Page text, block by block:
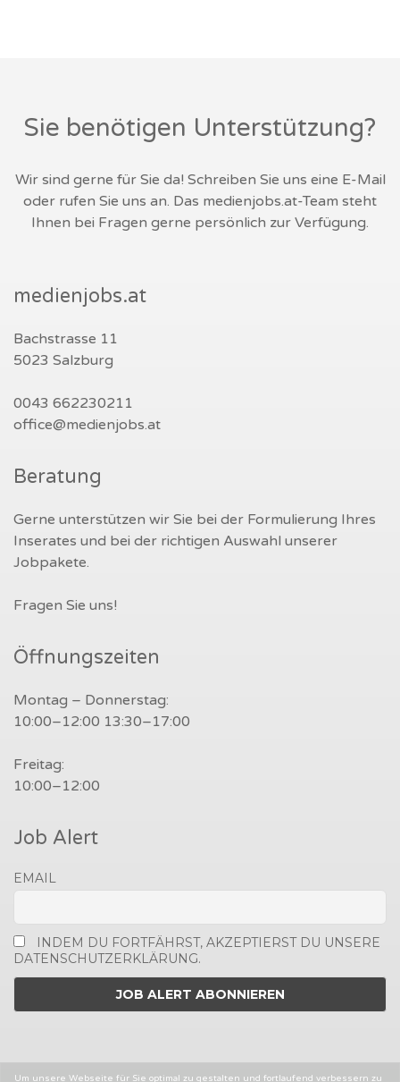
Sie benötigen Unterstützung?
Wir sind gerne für Sie da! Schreiben Sie uns eine E-Mail
oder rufen Sie uns an. Das medienjobs.at-Team steht
Ihnen bei Fragen gerne persönlich zur Verfügung.
medienjobs.at
Bachstrasse 11
5023 Salzburg
0043 662230211
office@medienjobs.at
Beratung
Gerne unterstützen wir Sie bei der Formulierung Ihres
Inserates und bei der richtigen Auswahl unserer
Jobpakete.
Fragen Sie uns!
Öffnungszeiten
Montag – Donnerstag:
10:00–12:00 13:30–17:00
Freitag:
10:00–12:00
Job Alert
EMAIL
INDEM DU FORTFÄHRST, AKZEPTIERST DU UNSERE
DATENSCHUTZERKLÄRUNG.
Um unsere Webseite für Sie optimal zu gestalten und fortlaufend verbessern zu